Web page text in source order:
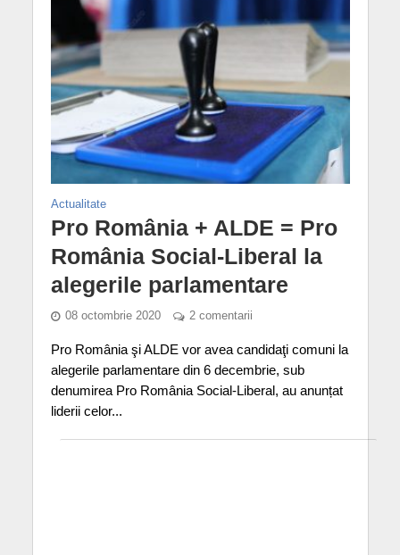
Actualitate
Pro România + ALDE = Pro
România Social-Liberal la
alegerile parlamentare
08 octombrie 2020 2 comentarii
Pro România şi ALDE vor avea candidaţi comuni la
alegerile parlamentare din 6 decembrie, sub
denumirea Pro România Social-Liberal, au anunțat
liderii celor...